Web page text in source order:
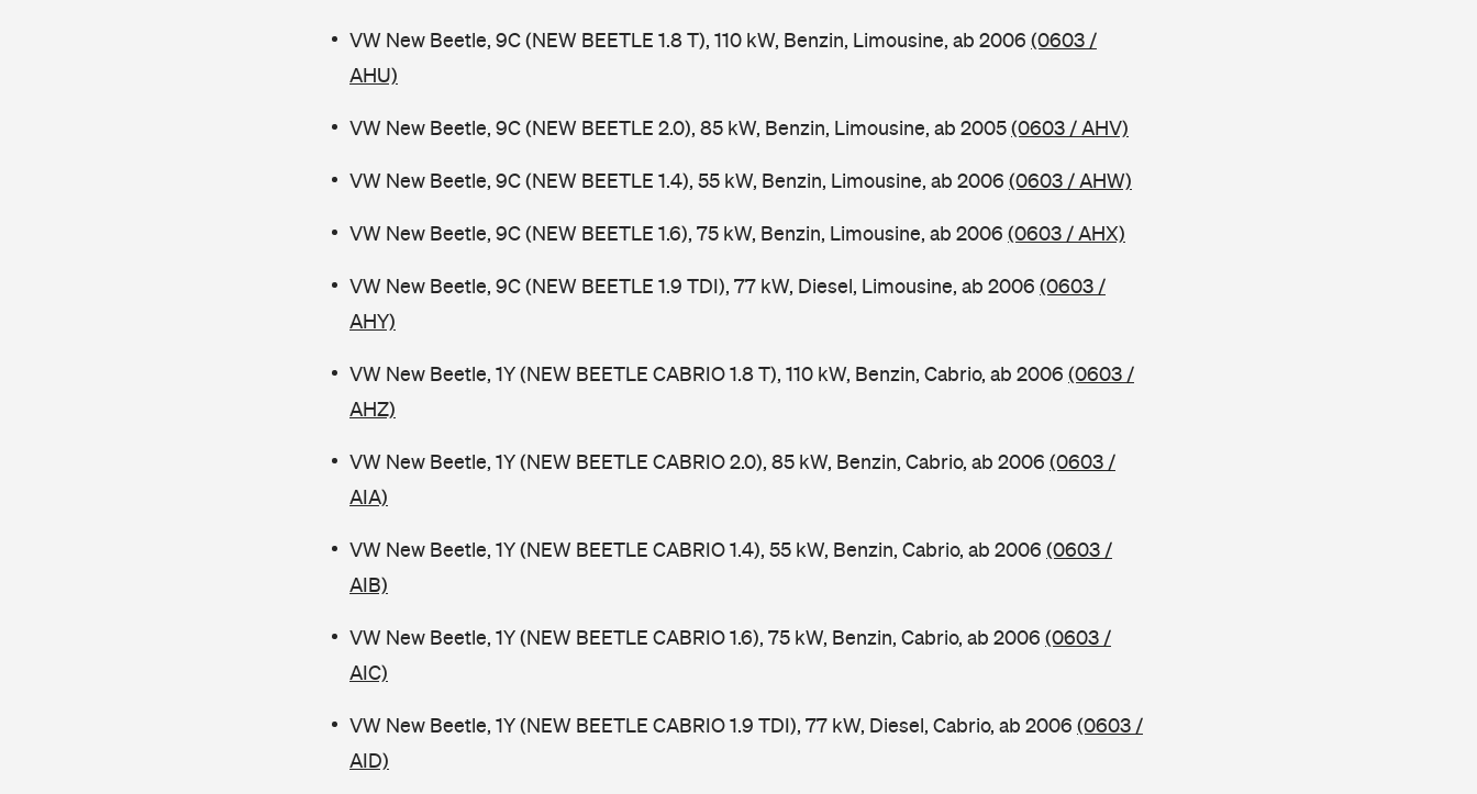
VW New Beetle, 9C (NEW BEETLE 1.8 T), 110 kW, Benzin, Limousine, ab 2006 (0603 /
AHU)
VW New Beetle, 9C (NEW BEETLE 2.0), 85 kW, Benzin, Limousine, ab 2005(0603 / AHV)
VW New Beetle, 9C (NEW BEETLE 1.4), 55 kW, Benzin, Limousine, ab 2006 (0603 / AHW)
VW New Beetle, 9C (NEW BEETLE 1.6), 75 kW, Benzin, Limousine, ab 2006 (0603 / AHX)
VW New Beetle, 9C (NEW BEETLE 1.9 TDI), 77 kW, Diesel, Limousine, ab 2006 (0603 /
AHY)
VW New Beetle, 1Y (NEW BEETLE CABRIO 1.8 T), 110 kW, Benzin, Cabrio, ab 2006 (0603 /
AHZ)
VW New Beetle, 1Y (NEW BEETLE CABRIO 2.0), 85 kW, Benzin, Cabrio, ab 2006 (0603 /
AIA)
VW New Beetle, 1Y (NEW BEETLE CABRIO 1.4), 55 kW, Benzin, Cabrio, ab 2006 (0603 /
AIB)
VW New Beetle, 1Y (NEW BEETLE CABRIO 1.6), 75 kW, Benzin, Cabrio, ab 2006 (0603 /
AIC)
VW New Beetle, 1Y (NEW BEETLE CABRIO 1.9 TDI), 77 kW, Diesel, Cabrio, ab 2006 (0603 /
AID)